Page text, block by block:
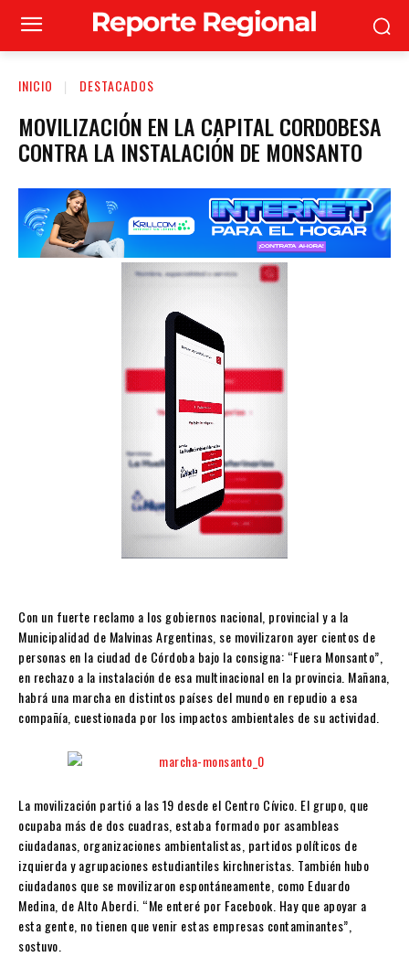
INICIO DESTACADOS
MOVILIZACIÓN EN LA CAPITAL CORDOBESA
CONTRA LA INSTALACIÓN DE MONSANTO
Con un fuerte reclamo a los gobiernos nacional, provincial y a la
Municipalidad de Malvinas Argentinas, se movilizaron ayer cientos de
personas en la ciudad de Córdoba bajo la consigna: “Fuera Monsanto”,
en rechazo a la instalación de esa multinacional en la provincia. Mañana,
habrá una marcha en distintos países del mundo en repudio a esa
compañía, cuestionada por los impactos ambientales de su actividad.
La movilización partió a las 19 desde el Centro Cívico. El grupo, que
ocupaba más de dos cuadras, estaba formado por asambleas
ciudadanas, orga­nizaciones ambientalistas, partidos políticos de
izquierda y agrupaciones estudiantiles ­kirchneristas. También hubo
ciudadanos que se movilizaron espontáneamente, como Eduardo
Medina, de Alto Aberdi. “Me enteré por Facebook. Hay que apoyar a
esta gente, no tienen que venir estas empresas contaminantes”,
sostuvo.